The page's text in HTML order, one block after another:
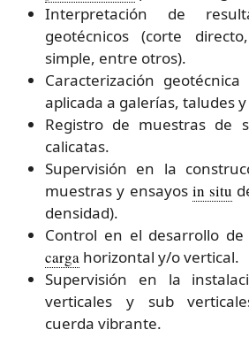
Interpretación de
geotécnicos (corte
simple, entre otros).
Caracterización
aplicada a galerías, taludes
Registro de muestras de
calicatas.
Supervisión en la
muestras y ensayos in situ
densidad).
Control en el desarrollo
carga horizontal y/o vertical.
Supervisión en la
verticales y sub
cuerda vibrante.